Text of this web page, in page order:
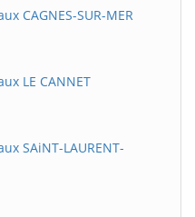
CAGNES-SUR-MER
LE CANNET
SAiNT-LAURENT-